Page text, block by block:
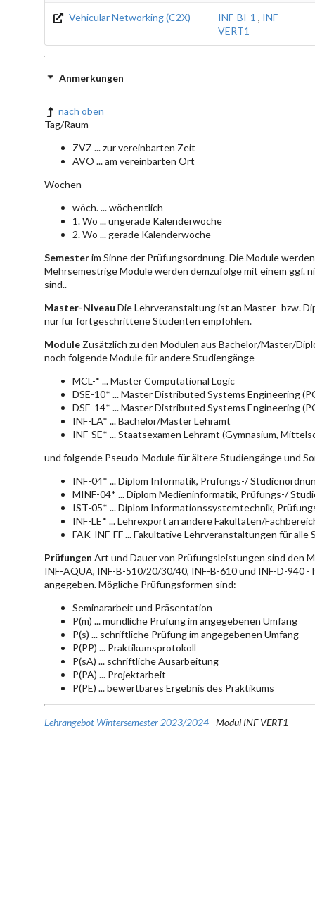
Vehicular Networking (C2X) INF-BI-1 , INF-
VERT1
Anmerkungen
nach oben
Tag/Raum
ZVZ ... zur vereinbarten Zeit
AVO ... am vereinbarten Ort
Wochen
wöch. ... wöchentlich
1. Wo ... ungerade Kalenderwoche
2. Wo ... gerade Kalenderwoche
Semesterim Sinne der Prüfungsordnung. Die Module
Mehrsemestrige Module werden demzufolge mit einem ggf.
sind..
Master-Niveau Die Lehrveranstaltung ist an Master- bzw.
nur für fortgeschrittene Studenten empfohlen.
Module Zusätzlich zu den Modulen aus Bachelor/Master/
noch folgende Module für andere Studiengänge
MCL-* ... Master Computational Logic
DSE-10* ... Master Distributed Systems Engineering
DSE-14* ... Master Distributed Systems Engineering
INF-LA* ... Bachelor/Master Lehramt
INF-SE* ... Staatsexamen Lehramt (Gymnasium,
und folgende Pseudo-Module für ältere Studiengänge und
INF-04* ... Diplom Informatik, Prüfungs-/
MINF-04* ... Diplom Medieninformatik, Prüfungs-/
IST-05* ... Diplom Informationssystemtechnik,
INF-LE* ... Lehrexport an andere Fakultäten/
FAK-INF-FF ... Fakultative Lehrveranstaltungen für
Prüfungen Art und Dauer von Prüfungsleistungen sind den
INF-AQUA, INF-B-510/20/30/40, INF-B-610 und INF-D-940
angegeben. Mögliche Prüfungsformen sind:
Seminararbeit und Präsentation
P(m) ... mündliche Prüfung im angegebenen Umfang
P(s) ... schriftliche Prüfung im angegebenen Umfang
P(PP) ... Praktikumsprotokoll
P(sA) ... schriftliche Ausarbeitung
P(PA) ... Projektarbeit
P(PE) ... bewertbares Ergebnis des Praktikums
Lehrangebot Wintersemester 2023/2024- Modul INF-VERT1